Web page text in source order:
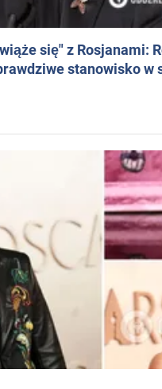
się" z Rosjanami:
stanowisko w